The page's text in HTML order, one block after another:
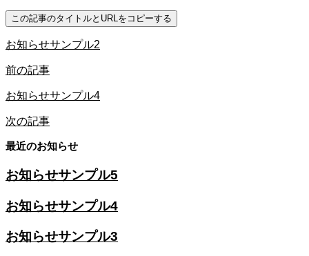
この記事のタイトルとURLをコピーする
お知らせサンプル2
前の記事
お知らせサンプル4
次の記事
最近のお知らせ
お知らせサンプル5
お知らせサンプル4
お知らせサンプル3